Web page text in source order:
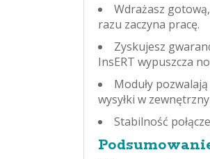
Wdrażasz gotową,
razu zaczyna pracę.
Zyskujesz
InsERT wypuszcza
Moduły
wysyłki w
Stabilność